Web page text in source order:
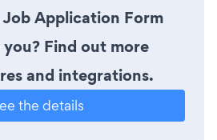
Application Form
Find out more
and integrations.
the details